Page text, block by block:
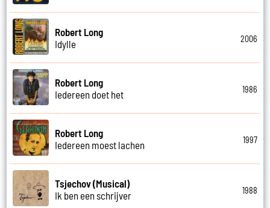
Robert Long
Idylle
2006
Robert Long
Iedereen doet het
1986
Robert Long
Iedereen moest lachen
1997
Tsjechov (Musical)
Ik ben een schrijver
1988